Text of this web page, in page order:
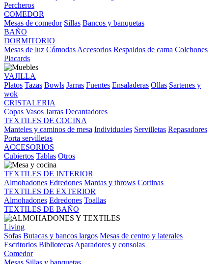
Percheros
COMEDOR
Mesas de comedor Sillas Bancos y banquetas
BAÑO
DORMITORIO
Mesas de luz Cómodas Accesorios Respaldos de cama Colchones
Placards
VAJILLA
Platos Tazas Bowls Jarras Fuentes Ensaladeras Ollas Sartenes y
wok
CRISTALERIA
Copas Vasos Jarras Decantadores
TEXTILES DE COCINA
Manteles y caminos de mesa Individuales Servilletas Repasadores
Porta servilletas
ACCESORIOS
Cubiertos Tablas Otros
TEXTILES DE INTERIOR
Almohadones Edredones Mantas y throws Cortinas
TEXTILES DE EXTERIOR
Almohadones Edredones Toallas
TEXTILES DE BAÑO
Living
Sofas Butacas y bancos largos Mesas de centro y laterales
Escritorios Bibliotecas Aparadores y consolas
Comedor
Mesas Sillas y banquetas